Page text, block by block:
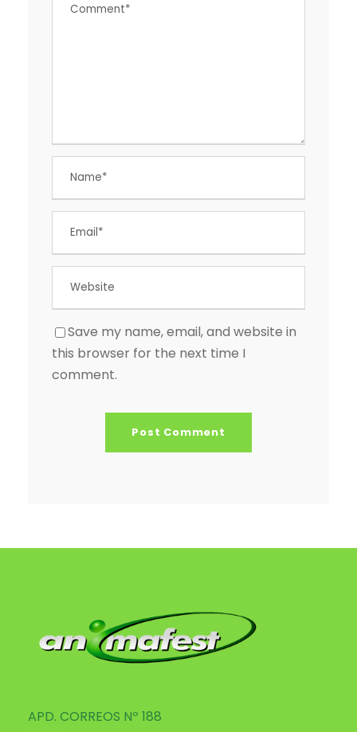
Save my name, email, and website in
this browser for the next time I
comment.
APD. CORREOS Nº 188